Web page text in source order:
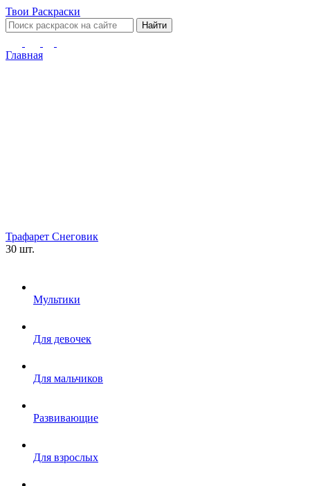
Твои Раскраски
Найти
Главная
Трафарет Снеговик
30 шт.
Мультики
Для девочек
Для мальчиков
Развивающие
Для взрослых